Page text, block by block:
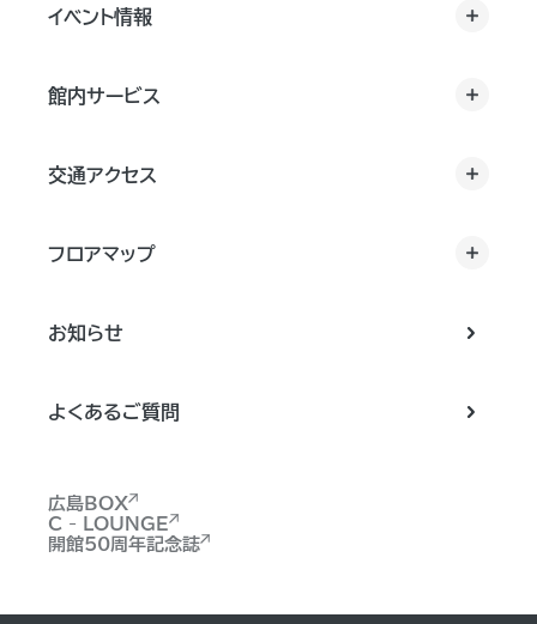
イベント情報
館内サービス
交通アクセス
フロアマップ
お知らせ
よくあるご質問
広島BOX
C - LOUNGE
開館50周年記念誌